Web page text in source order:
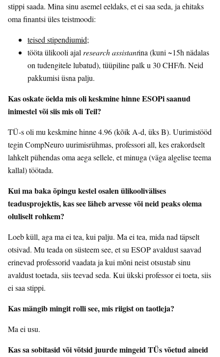
stippi saada. Mina sinu asemel eeldaks, et ei saa seda, ja ehitaks
oma finantsi üles teistmoodi:
teised stipendiumid;
tööta ülikooli ajal research assistantina (kuni ~15h nädalas
on tudengitele lubatud), tüüpiline palk u 30 CHF/h. Neid
pakkumisi üsna palju.
Kas oskate öelda mis oli keskmine hinne ESOPi saanud
inimestel või siis mis oli Teil?
TÜ-s oli mu keskmine hinne 4.96 (kõik A-d, üks B). Uurimistööd
tegin CompNeuro uurimisrühmas, professori all, kes erakordselt
lahkelt pühendas oma aega sellele, et minuga (väga algelise teema
kallal) töötada.
Kui ma baka õpingu kestel osalen ülikoolivälises
teadusprojektis, kas see läheb arvesse või neid peaks olema
oluliselt rohkem?
Loeb küll, aga ma ei tea, kui palju. Ma ei tea, mida nad täpselt
otsivad. Mu teada on süsteem see, et su ESOP avaldust saavad
erinevad professorid vaadata ja kui mõni neist otsustab sinu
avaldust toetada, siis teevad seda. Kui ükski professor ei toeta, siis
ei saa stippi.
Kas mängib mingit rolli see, mis riigist on taotleja?
Ma ei usu.
Kas sa sobitasid või võtsid juurde mingeid TÜs võetud aineid